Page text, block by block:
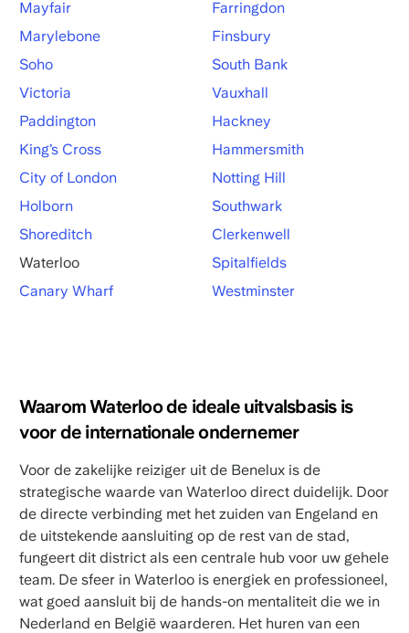
Mayfair
Marylebone
Soho
Victoria
Paddington
King’s Cross
City of London
Holborn
Shoreditch
Waterloo
Canary Wharf
Farringdon
Finsbury
South Bank
Vauxhall
Hackney
Hammersmith
Notting Hill
Southwark
Clerkenwell
Spitalfields
Westminster
Waarom Waterloo de ideale uitvalsbasis is
voor de internationale ondernemer
Voor de zakelijke reiziger uit de Benelux is de
strategische waarde van Waterloo direct duidelijk. Door
de directe verbinding met het zuiden van Engeland en
de uitstekende aansluiting op de rest van de stad,
fungeert dit district als een centrale hub voor uw gehele
team. De sfeer in Waterloo is energiek en professioneel,
wat goed aansluit bij de hands-on mentaliteit die we in
Nederland en België waarderen. Het huren van een